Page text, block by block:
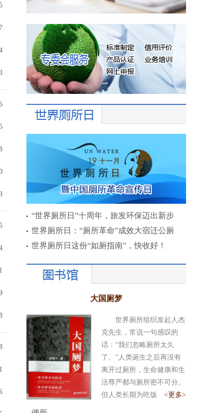
“世界厕所日”十周年，旅发环保迈出新步
世界厕所日：“厕所革命”成效大宿迁公厕
世界厕所日这份“如厕指南”，快收好！
大国厕梦
世界厕所组织发起人杰
克先生，常说一句感叹的
话：“我们忽略厕所太久
了。”人类诞生之后再没有
离开过厕所，生命健康和生
活尊严都与厕所密不可分。
但人类长期为吃饭 <更多>